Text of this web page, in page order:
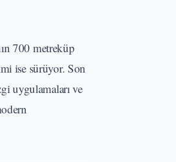
700 metreküp
ise sürüyor. Son
uygulamaları ve